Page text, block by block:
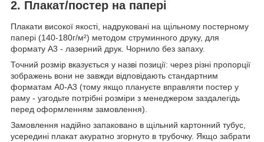
2. Плакат/постер на папері
Плакати високої якості, надруковані на щільному постерному
папері (140-180г/м²) методом струминного друку, для
формату А3 - лазерний друк. Чорнило без запаху.
Точний розмір вказується у назві позиції: через різні пропорції
зображень вони не завжди відповідають стандартним
форматам А0-А3 (тому якщо плануєте вправляти постер у
раму - узгодьте потрібні розміри з менеджером заздалегідь
перед оформленням замовлення).
Замовлення надійно запаковано в щільний картонний тубус,
усередині плакат акуратно згорнуто в трубочку. Якщо забрати